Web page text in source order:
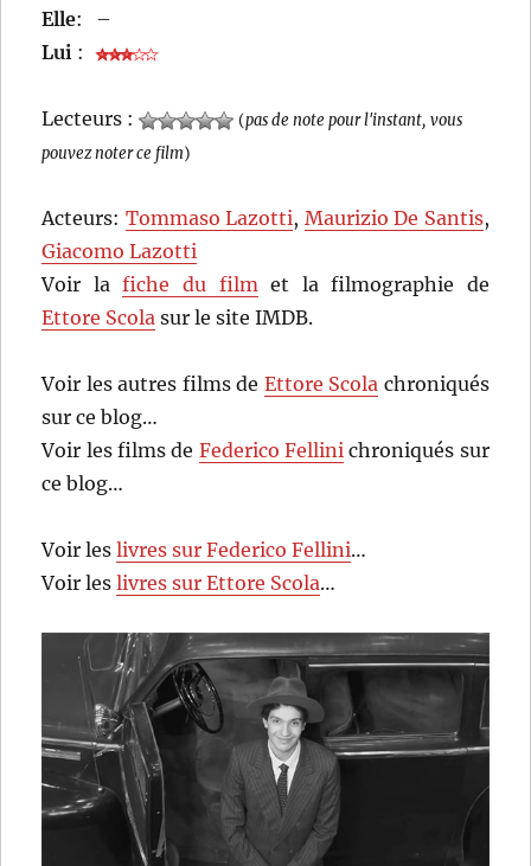
Elle:
–
Lui :
Lecteurs : (pas de note pour l'instant, vous
pouvez noter ce film)
Acteurs: Tommaso Lazotti, Maurizio De Santis,
Giacomo Lazotti
Voir lafiche du filmet la filmographie de
Ettore Scola sur le site IMDB.
Voir les autres films de Ettore Scola chroniqués
sur ce blog…
Voir les films de Federico Fellini chroniqués sur
ce blog…
Voir leslivres sur Federico Fellini…
Voir leslivres sur Ettore Scola…